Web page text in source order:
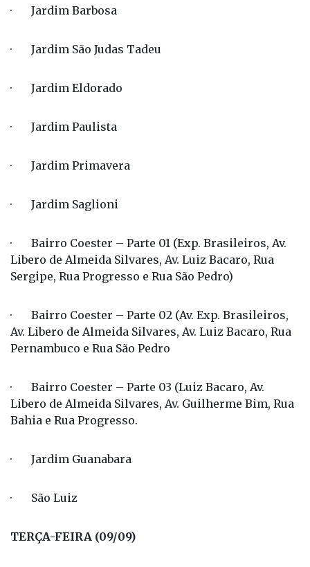
· Jardim Barbosa
· Jardim São Judas Tadeu
· Jardim Eldorado
· Jardim Paulista
· Jardim Primavera
· Jardim Saglioni
· Bairro Coester – Parte 01 (Exp. Brasileiros, Av.
Libero de Almeida Silvares, Av. Luiz Bacaro, Rua
Sergipe, Rua Progresso e Rua São Pedro)
· Bairro Coester – Parte 02 (Av. Exp. Brasileiros,
Av. Libero de Almeida Silvares, Av. Luiz Bacaro, Rua
Pernambuco e Rua São Pedro
· Bairro Coester – Parte 03 (Luiz Bacaro, Av.
Libero de Almeida Silvares, Av. Guilherme Bim, Rua
Bahia e Rua Progresso.
· Jardim Guanabara
· São Luiz
TERÇA-FEIRA (09/09)